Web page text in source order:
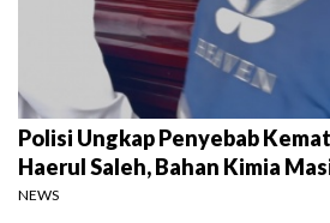
Polisi Ungkap Penyebab
Haerul Saleh, Bahan Kimia
NEWS